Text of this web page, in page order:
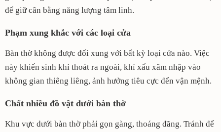
để giữ cân bằng năng lượng tâm linh.
Phạm xung khắc với các loại cửa
Bàn thờ không được đối xung với bất kỳ loại cửa nào. Việc
này khiến sinh khí thoát ra ngoài, khí xấu xâm nhập vào
không gian thiêng liêng, ảnh hưởng tiêu cực đến vận mệnh.
Chất nhiều đồ vật dưới bàn thờ
Khu vực dưới bàn thờ phải gọn gàng, thoáng đãng. Tránh để